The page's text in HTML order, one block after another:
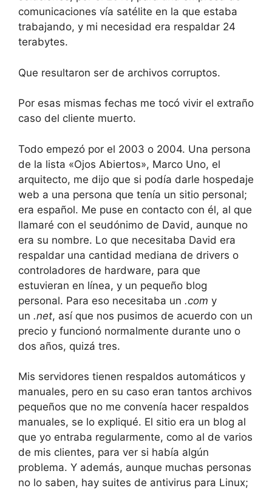
comunicaciones vía satélite en la que estaba
trabajando, y mi necesidad era respaldar 24
terabytes.
Que resultaron ser de archivos corruptos.
Por esas mismas fechas me tocó vivir el extraño
caso del cliente muerto.
Todo empezó por el 2003 o 2004. Una persona
de la lista «Ojos Abiertos», Marco Uno, el
arquitecto, me dijo que si podía darle hospedaje
web a una persona que tenía un sitio personal;
era español. Me puse en contacto con él, al que
llamaré con el seudónimo de David, aunque no
era su nombre. Lo que necesitaba David era
respaldar una cantidad mediana de drivers o
controladores de hardware, para que
estuvieran en línea, y un pequeño blog
personal. Para eso necesitaba un .com y
un .net, así que nos pusimos de acuerdo con un
precio y funcionó normalmente durante uno o
dos años, quizá tres.
Mis servidores tienen respaldos automáticos y
manuales, pero en su caso eran tantos archivos
pequeños que no me convenía hacer respaldos
manuales, se lo expliqué. El sitio era un blog al
que yo entraba regularmente, como al de varios
de mis clientes, para ver si había algún
problema. Y además, aunque muchas personas
no lo saben, hay suites de antivirus para Linux;